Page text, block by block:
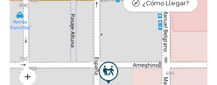
¿Cómo Llegar?